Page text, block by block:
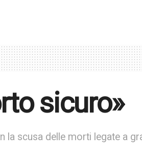
sicuro»
la scusa delle morti legate a